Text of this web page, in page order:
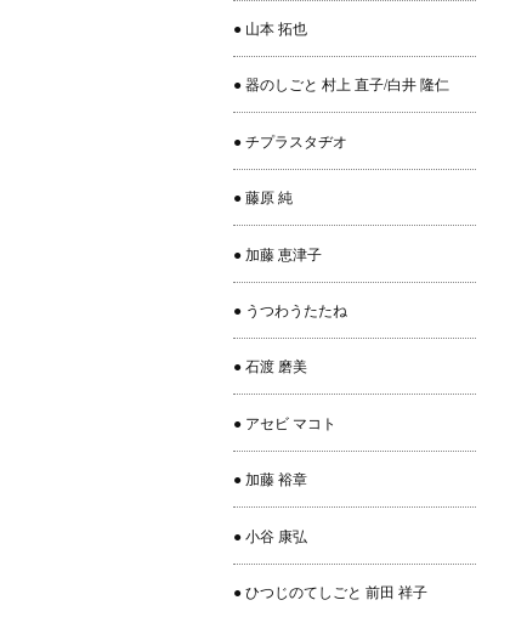
● 山本 拓也
● 器のしごと 村上 直子/白井 隆仁
● チプラスタヂオ
● 藤原 純
● 加藤 恵津子
● うつわうたたね
● 石渡 磨美
● アセビ マコト
● 加藤 裕章
● 小谷 康弘
● ひつじのてしごと 前田 祥子